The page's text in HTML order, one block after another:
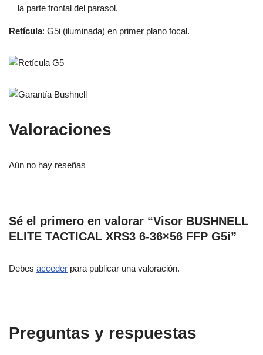
la parte frontal del parasol.
Retícula: G5i (iluminada) en primer plano focal.
Valoraciones
Aún no hay reseñas
Sé el primero en valorar “Visor BUSHNELL
ELITE TACTICAL XRS3 6-36×56 FFP G5i”
Debes acceder para publicar una valoración.
Preguntas y respuestas